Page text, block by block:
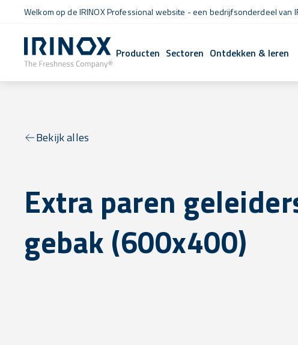
Welkom op de IRINOX Professional website - een bedrijfsonderdeel van
Producten Sectoren Ontdekken & leren
Bekijk alles
Extra paren
gebak (600x400)